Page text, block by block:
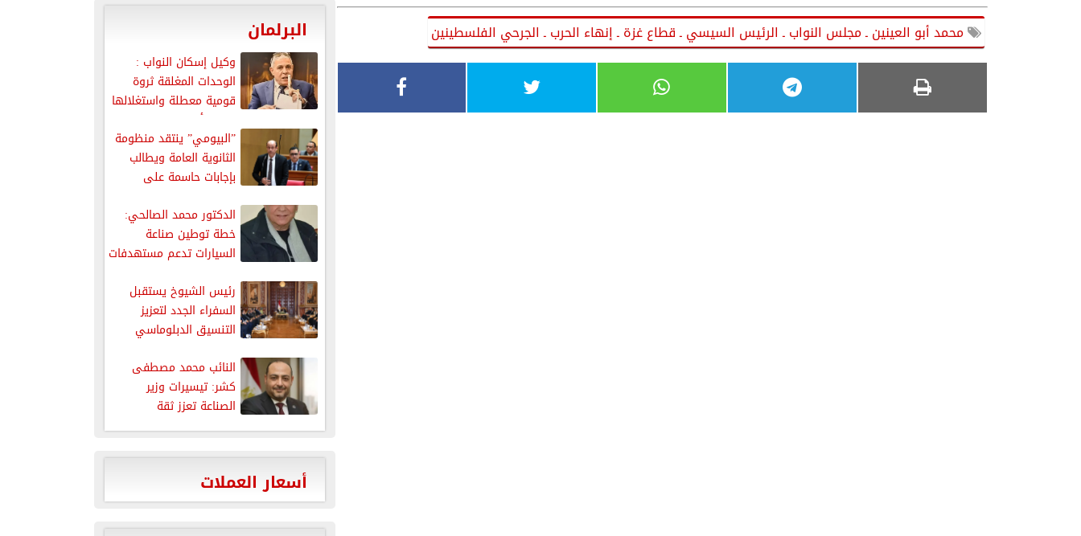
محمد أبو العينين ـ مجلس النواب ـ الرئيس السيسي ـ قطاع غزة ـ إنهاء الحرب ـ الجرحي الفلسطينين البرلمان
وكيل إسكان النواب :
الوحدات المغلقة ثروة
قومية معطلة واستغلالها
يخفف أزمة...
”البيومي” ينتقد منظومة
الثانوية العامة ويطالب
بإجابات حاسمة على
الدكتور محمد الصالحي:
خطة توطين صناعة
السيارات تدعم مستهدفات
رئيس الشيوخ يستقبل
السفراء الجدد لتعزيز
التنسيق الدبلوماسي
النائب محمد مصطفى
كشر: تيسيرات وزير
الصناعة تعزز ثقة
المستثمرين وتدفع عجلة...
أسعار العملات